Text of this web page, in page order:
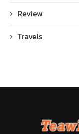
Review
Travels